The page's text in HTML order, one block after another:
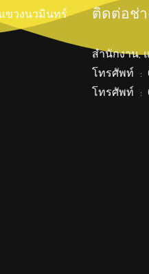
แขวงนวมินทร์ ติดต่อช่า
สำนักงาน,
โทรศัพท์ :
โทรศัพท์ :